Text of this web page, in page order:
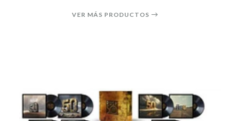
VER MÁS PRODUCTOS